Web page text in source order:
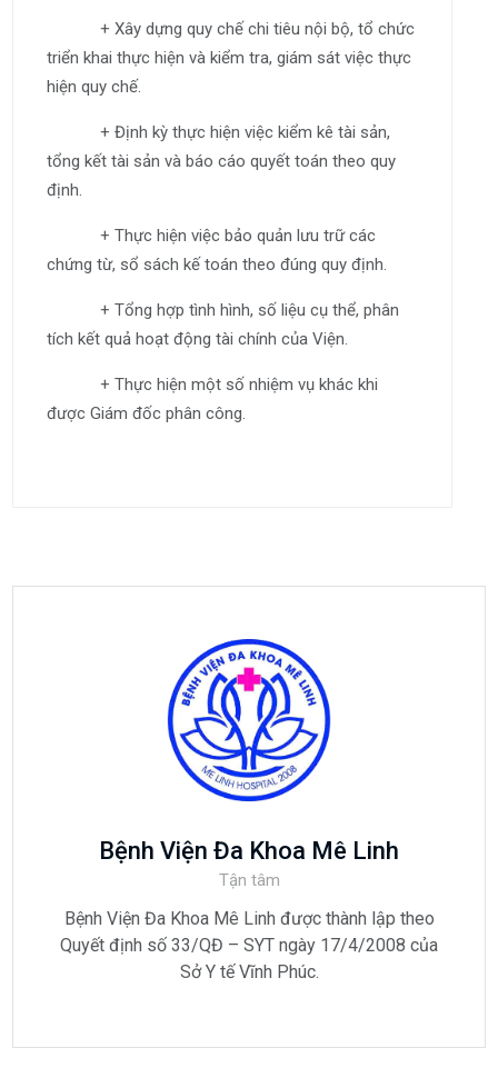
+ Xây dựng quy chế chi tiêu nội bộ, tổ chức
triển khai thực hiện và kiểm tra, giám sát việc thực
hiện quy chế.
+ Định kỳ thực hiện việc kiểm kê tài sản,
tổng kết tài sản và báo cáo quyết toán theo quy
định.
+ Thực hiện việc bảo quản lưu trữ các
chứng từ, sổ sách kế toán theo đúng quy định.
+ Tổng hợp tình hình, số liệu cụ thể, phân
tích kết quả hoạt động tài chính của Viện.
+ Thực hiện một số nhiệm vụ khác khi
được Giám đốc phân công.
Bệnh Viện Đa Khoa Mê Linh
Tận tâm
Bệnh Viện Đa Khoa Mê Linh được thành lập theo
Quyết định số 33/QĐ – SYT ngày 17/4/2008 của
Sở Y tế Vĩnh Phúc.